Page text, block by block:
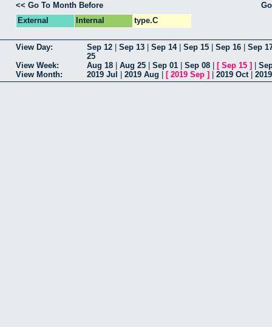
<< Go To Month Before
External
Internal type.C
View Day: Sep 12 Sep 13 Sep 14| Sep 15 Sep 16
Sep
25
View Week:
Aug 18 Aug 25 Sep 01 Sep 08 [ Sep 15 ]
View Month:
2019 Jul 2019 Aug [ 2019 Sep ] 2019 Oct